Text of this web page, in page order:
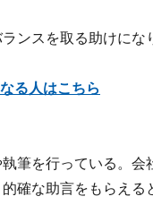
ンスを取る助けにな
る人はこちら
筆を行っている。会
確な助言をもらえる